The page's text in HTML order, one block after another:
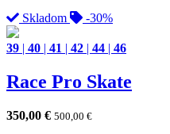
Skladom
-30%
39 | 40 | 41 | 42 | 44 | 46
Race Pro Skate
350,00 € 500,00 €